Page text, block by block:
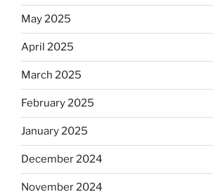
May 2025
April 2025
March 2025
February 2025
January 2025
December 2024
November 2024